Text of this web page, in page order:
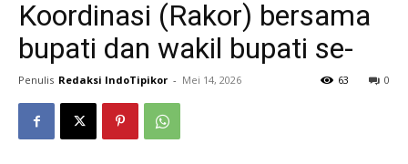
Koordinasi (Rakor) bersama
bupati dan wakil bupati se-
Penulis Redaksi IndoTipikor - Mei 14, 2026 0
63